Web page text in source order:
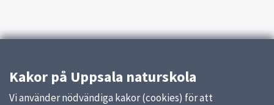
Kakor på Uppsala naturskola
Vi använder nödvändiga kakor (cookies) för att